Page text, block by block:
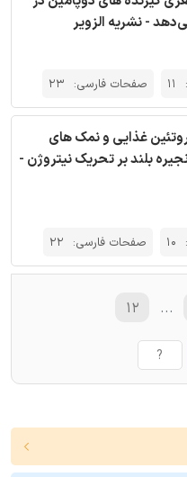
- نشریه الزویر
11 صفحات فارسی: 23
غذایی و نمک های
بلند بر تحریک نیتروژن -
10 صفحات فارسی: 22
... ۱۲